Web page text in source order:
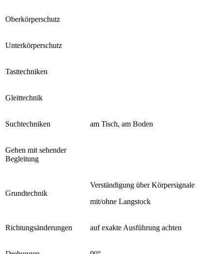
Oberkörperschutz
Unterkörperschutz
Tasttechniken
Gleittechnik
Suchtechniken am Tisch, am Boden
Gehen mit sehender
Begleitung
Grundtechnik
Verständigung über Körpersignale
mit/ohne Langstock
Richtungsänderungen auf exakte Ausführung achten